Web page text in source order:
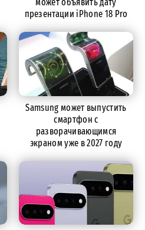
презентации iPhone 18 Pro
Samsung может выпустить
смартфон с
разворачивающимся
экраном уже в 2027 году